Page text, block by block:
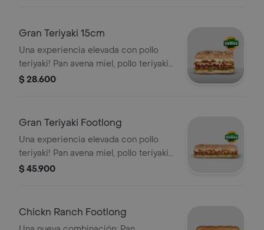
Gran Teriyaki 15cm
Una experiencia elevada con pollo
teriyaki! Pan avena miel, pollo teriyaki,
pepperoni, queso americano, queso
crujientes. Sub de 15 cm.
$ 28.600
Gran Teriyaki Footlong
Una experiencia elevada con pollo
teriyaki! Pan avena miel, pollo teriyaki,
pepperoni, queso americano, queso
crujientes. Sub de 30 cm.
$ 45.900
Chickn Ranch Footlong